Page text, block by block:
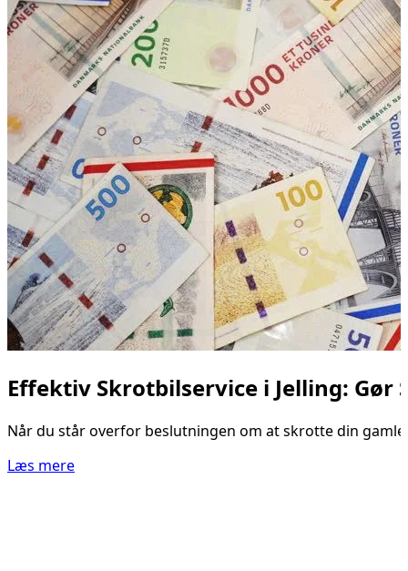
Effektiv Skrotbilservice i Jelling:
Når du står overfor beslutningen om at skrotte din
Læs mere